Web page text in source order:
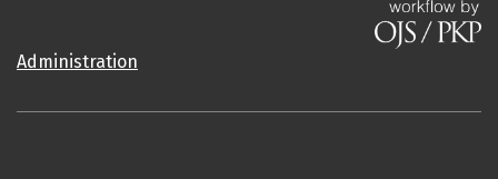
Administration